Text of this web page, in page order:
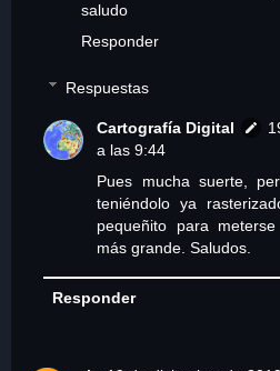
saludo
Responder
Respuestas
Cartografía Digital
a las 9:44
Pues mucha suerte,
teniéndolo ya
pequeñito para
más grande. Saludos.
Responder